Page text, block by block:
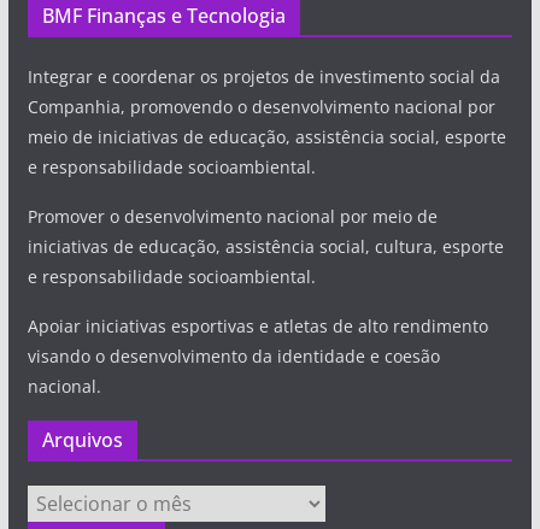
BMF Finanças e Tecnologia
Integrar e coordenar os projetos de investimento social da
Companhia, promovendo o desenvolvimento nacional por
meio de iniciativas de educação, assistência social, esporte
e responsabilidade socioambiental.
Promover o desenvolvimento nacional por meio de
iniciativas de educação, assistência social, cultura, esporte
e responsabilidade socioambiental.
Apoiar iniciativas esportivas e atletas de alto rendimento
visando o desenvolvimento da identidade e coesão
nacional.
Arquivos
Arquivos